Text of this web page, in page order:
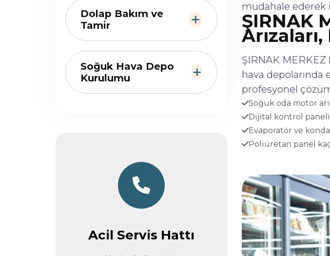
Dolap Bakım ve
Tamir
Soğuk Hava Depo
Kurulumu
Acil Servis Hattı
müdahale ederek
ŞIRNAK
ŞIRNAK
hava depolarında
profesyonel
Soğuk oda motor
Dijital kontrol
Evaporatör ve
Poliüretan panel